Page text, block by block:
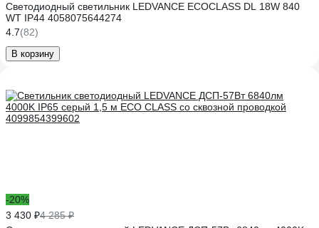
Светодиодный светильник LEDVANCE ECOCLASS DL 18W 840
WT IP44 4058075644274
4.7(82)
В корзину
-20%
3 430 ₽4 285 ₽